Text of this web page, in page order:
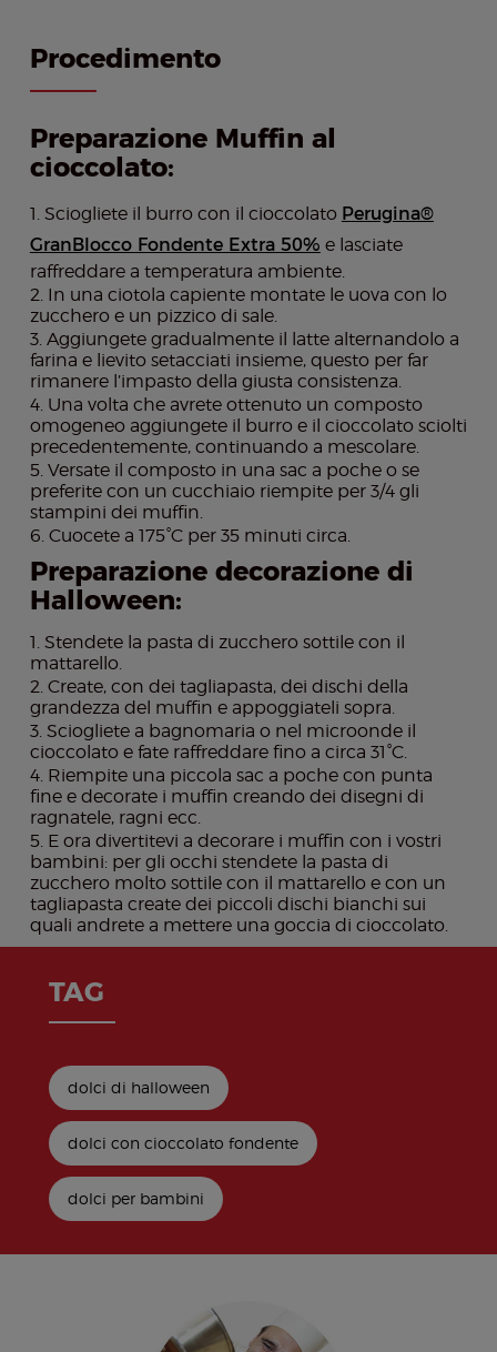
Procedimento
Preparazione Muffin al
cioccolato:
Sciogliete il burro con il cioccolato Perugina®
GranBlocco Fondente Extra 50% e lasciate
raffreddare a temperatura ambiente.
In una ciotola capiente montate le uova con lo
zucchero e un pizzico di sale.
Aggiungete gradualmente il latte alternandolo a
farina e lievito setacciati insieme, questo per far
rimanere l’impasto della giusta consistenza.
Una volta che avrete ottenuto un composto
omogeneo aggiungete il burro e il cioccolato sciolti
precedentemente, continuando a mescolare.
Versate il composto in una sac a poche o se
preferite con un cucchiaio riempite per 3/4 gli
stampini dei muffin.
Cuocete a 175°C per 35 minuti circa.
Preparazione decorazione di
Halloween:
Stendete la pasta di zucchero sottile con il
mattarello.
Create, con dei tagliapasta, dei dischi della
grandezza del muffin e appoggiateli sopra.
Sciogliete a bagnomaria o nel microonde il
cioccolato e fate raffreddare fino a circa 31°C.
Riempite una piccola sac a poche con punta
fine e decorate i muffin creando dei disegni di
ragnatele, ragni ecc.
E ora divertitevi a decorare i muffin con i vostri
bambini: per gli occhi stendete la pasta di
zucchero molto sottile con il mattarello e con un
tagliapasta create dei piccoli dischi bianchi sui
quali andrete a mettere una goccia di cioccolato.
TAG
dolci di halloween
dolci con cioccolato fondente
dolci per bambini